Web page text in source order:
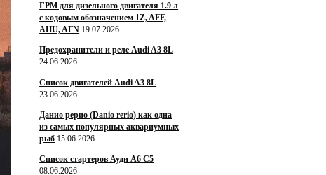
ГРМ для дизельного двигателя 1.9 л
с кодовым обозначением 1Z, AFF,
AHU, AFN 19.07.2026
Предохранители и реле Audi A3 8L
24.06.2026
Список двигателей Audi A3 8L
23.06.2026
Данио рерио (Danio rerio) как одна
из самых популярных аквариумных
рыб 15.06.2026
Список стартеров Ауди А6 С5
08.06.2026